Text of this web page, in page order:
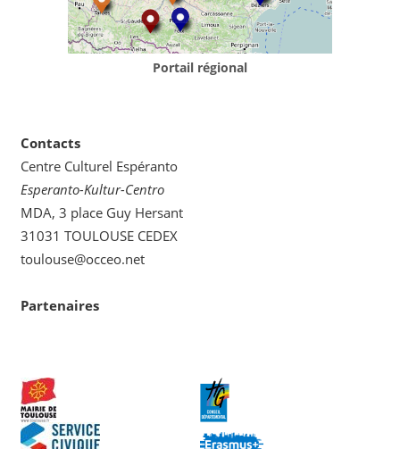
Portail régional
Contacts
Centre Culturel Espéranto
Esperanto-Kultur-Centro
MDA, 3 place Guy Hersant
31031 TOULOUSE CEDEX
toulouse@occeo.net
Partenaires